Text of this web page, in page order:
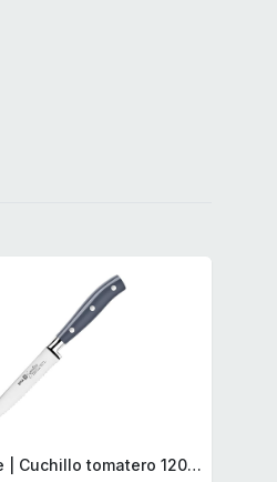
BRA Signature | Cuchillo tomatero 120 mm, Acero Inoxidable alemán forjado con Molibdeno Vanadio, Mango Remachado ABS, Diseño Ergonómico, Hoja 1,6 mm espesor